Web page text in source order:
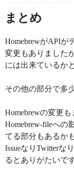
まとめ
HomebrewがAPIが
変更もありました
には出来ているか
その他の部分で多
Homebrewの変更
Homebrew-fileへの
てる部分もあるか
IssueなりTwitterな
るとありがたいです